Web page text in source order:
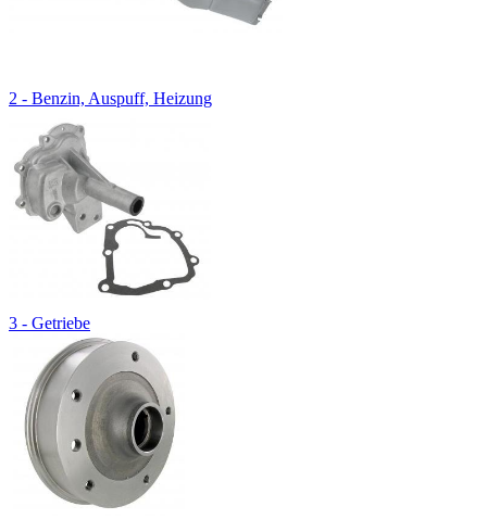
2 - Benzin, Auspuff, Heizung
3 - Getriebe